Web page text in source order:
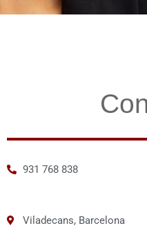
931 768 838
Viladecans, Barcelona